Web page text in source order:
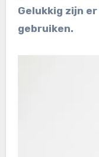
Gelukkig zijn
gebruiken.